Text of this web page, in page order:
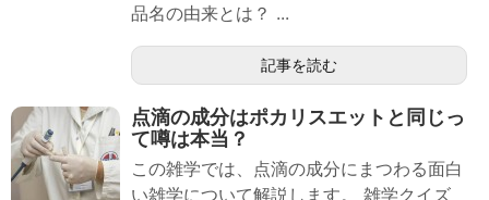
品名の由来とは？ ...
記事を読む
点滴の成分はポカリスエットと同じっ
て噂は本当？
この雑学では、点滴の成分にまつわる面白
い雑学について解説します。 雑学クイズ